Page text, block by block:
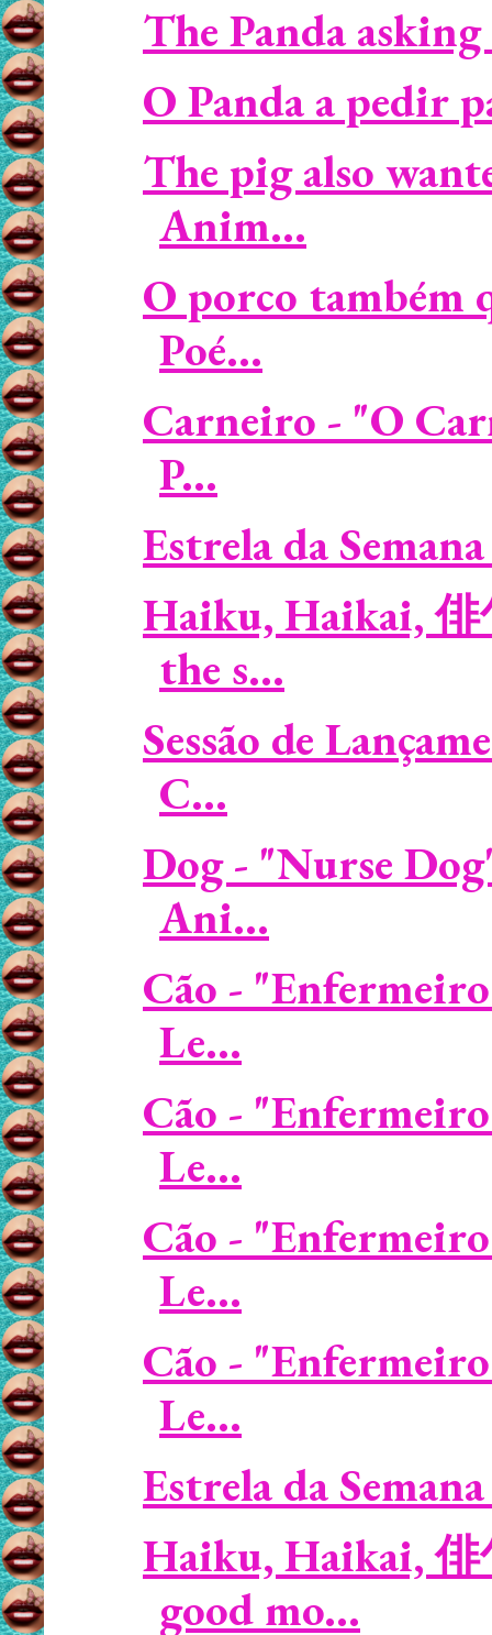
The Panda
O Panda a pedir
The pig also
Anim...
O porco
Poé...
Carneiro - "O
P...
Estrela da
Haiku, Haikai, 俳
the s...
Sessão de
C...
Dog - "Nurse
Ani...
Cão -
Le...
Cão -
Le...
Cão -
Le...
Cão -
Le...
Estrela da
Haiku, Haikai,
good mo...